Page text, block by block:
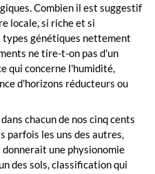
Combien il est suggestif
locale, si riche et si
génétiques nettement
ne tire-t-on pas d'un
qui concerne l'humidité,
d'horizons réducteurs ou
chacun de nos cinq cents
parfois les uns des autres,
une physionomie
des sols, classification qui